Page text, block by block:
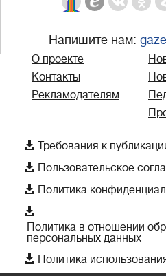
Напишите нам:
О проекте
Контакты
Рекламодателям
 Требования к
 Пользовательское
 Политика

Политика в отношении
персональных данных
 Политика